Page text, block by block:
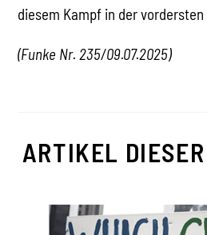
diesem Kampf in der
(Funke Nr. 235/09.07.2025)
ARTIKEL